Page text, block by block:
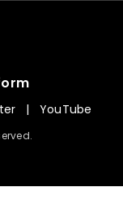
| YouTube